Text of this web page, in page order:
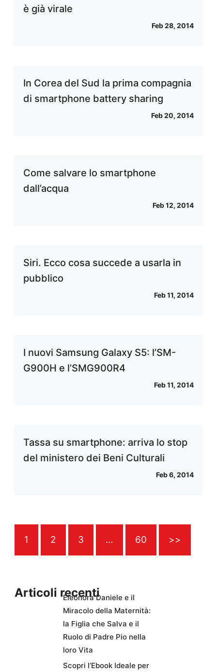
è già virale
Feb 28, 2014
In Corea del Sud la prima compagnia
di smartphone battery sharing
Feb 20, 2014
Come salvare lo smartphone
dall’acqua
Feb 12, 2014
Siri. Ecco cosa succede a usarla in
pubblico
Feb 11, 2014
I nuovi Samsung Galaxy S5: l’SM-
G900H e l’SMG900R4
Feb 11, 2014
Tassa su smartphone: arriva lo stop
del ministero dei Beni Culturali
Feb 6, 2014
1 2 3 … 60 >>
Articoli recentiEleonora Daniele e il
Miracolo della Maternità:
la Figlia che Salva e il
Ruolo di Padre Pio nella
loro Vita
Scopri l’Ebook Ideale per